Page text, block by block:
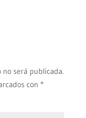
será publicada.
con *